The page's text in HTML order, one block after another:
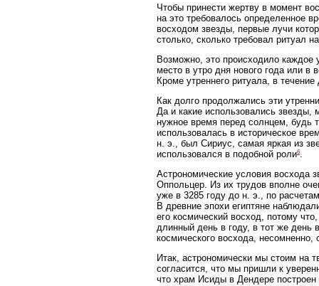
Чтобы принести жертву в момент
на это требовалось определенное
восходом звезды, первые лучи
столько, сколько требовал ритуал
Возможно, это происходило каждое
место в утро дня нового года или в
Кроме утреннего ритуала, в
Как долго продолжались эти
Да и какие использовались
нужное время перед солнцем, будь
использовалась в историческое
н. э., был Сириус, самая яркая из
использовался в подобной роли6.
Астрономические условия восхода
Оппольцер. Из их трудов вполне
уже в 3285 году до н. э., по
В древние эпохи египтяне
его космический восход, потому
длинный день в году, в тот же день
космического восхода,
Итак, астрономически мы стоим на
согласится, что мы пришли к
что храм Исиды в Дендере